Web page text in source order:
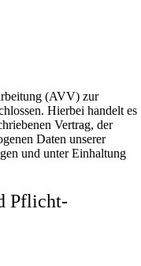
(AVV) zur
Hierbei handelt es
Vertrag, der
Daten unserer
und unter Einhaltung
Pflicht­